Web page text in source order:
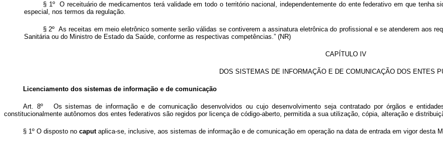
§ 1º O receituário de medicamentos terá validade em todo o território nacional, independentemente do ente federativo em que tenha
especial, nos termos da regulação.
§ 2º As receitas em meio eletrônico somente serão válidas se contiverem a assinatura eletrônica do profissional e se atenderem aos
Sanitária ou do Ministro de Estado da Saúde, conforme as respectivas competências.” (NR)
CAPÍTULO IV
DOS SISTEMAS DE INFORMAÇÃO E DE COMUNICAÇÃO DOS ENTES
Licenciamento dos sistemas de informação e de comunicação
Art. 8º Os sistemas de informação e de comunicação desenvolvidos ou cujo desenvolvimento seja contratado por órgãos e
constitucionalmente autônomos dos entes federativos são regidos por licença de código-aberto, permitida a sua utilização, cópia, alteração e
§ 1º O disposto no caputaplica-se, inclusive, aos sistemas de informação e de comunicação em operação na data de entrada em vigor desta